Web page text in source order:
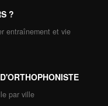
?
entraînement et vie
par ville